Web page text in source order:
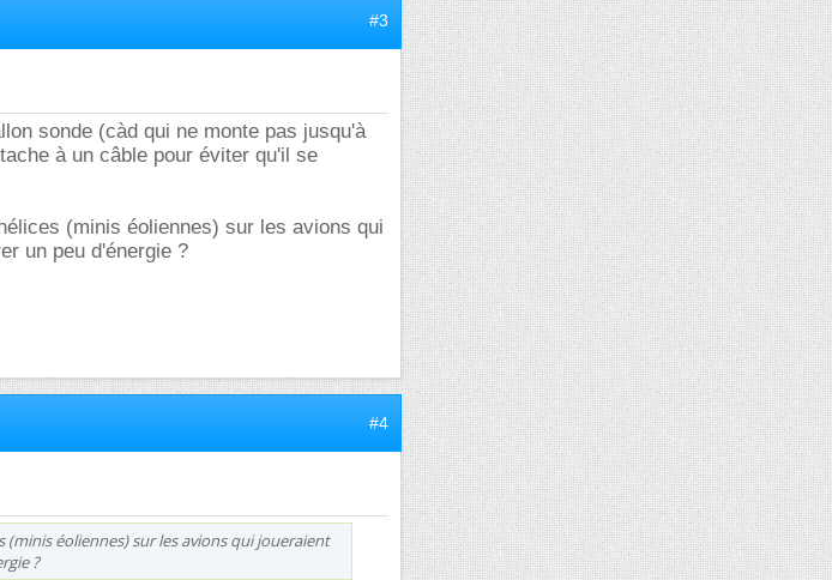
#3
sonde (càd qui ne monte pas jusqu'à
à un câble pour éviter qu'il se
(minis éoliennes) sur les avions qui
un peu d'énergie ?
#4
éoliennes) sur les avions qui joueraient
?